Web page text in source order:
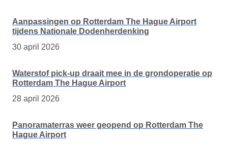
Aanpassingen op Rotterdam The Hague Airport
tijdens Nationale Dodenherdenking
30 april 2026
Waterstof pick-up draait mee in de grondoperatie op
Rotterdam The Hague Airport
28 april 2026
Panoramaterras weer geopend op Rotterdam The
Hague Airport